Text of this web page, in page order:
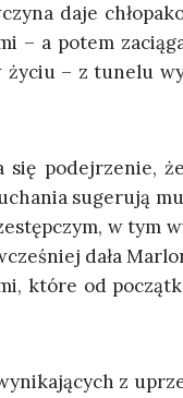
daje
– a potem
życiu – z tune­lu
się podej­rze­nie,
suge­ru­ją
w tym
dała
któ­re od
z